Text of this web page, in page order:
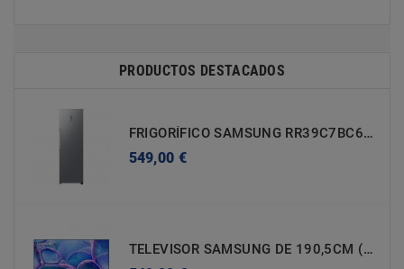
PRODUCTOS DESTACADOS
FRIGORÍFICO SAMSUNG RR39C7BC6S9/EF D - 1860X595X694mm (h X A X F)
549,00 €
TELEVISOR SAMSUNG DE 190,5CM (75'') TU75U7025FKXXC 4K UHD - SMART TV